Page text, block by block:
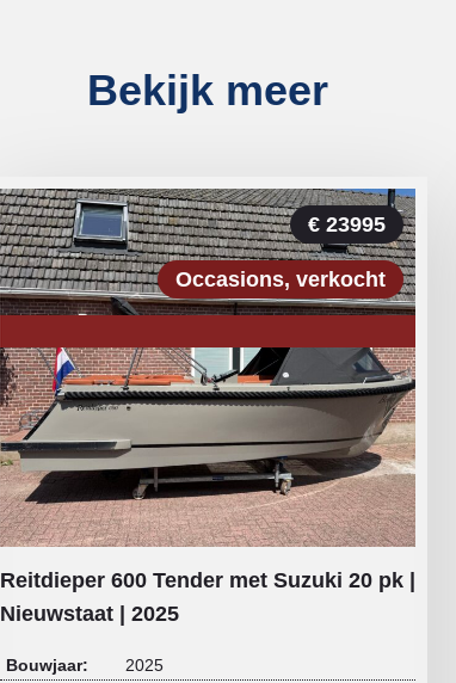
Bekijk meer
€ 23995
Occasions verkocht
Reitdieper 600 Tender met Suzuki 20 pk |
Nieuwstaat | 2025
Bouwjaar: 2025